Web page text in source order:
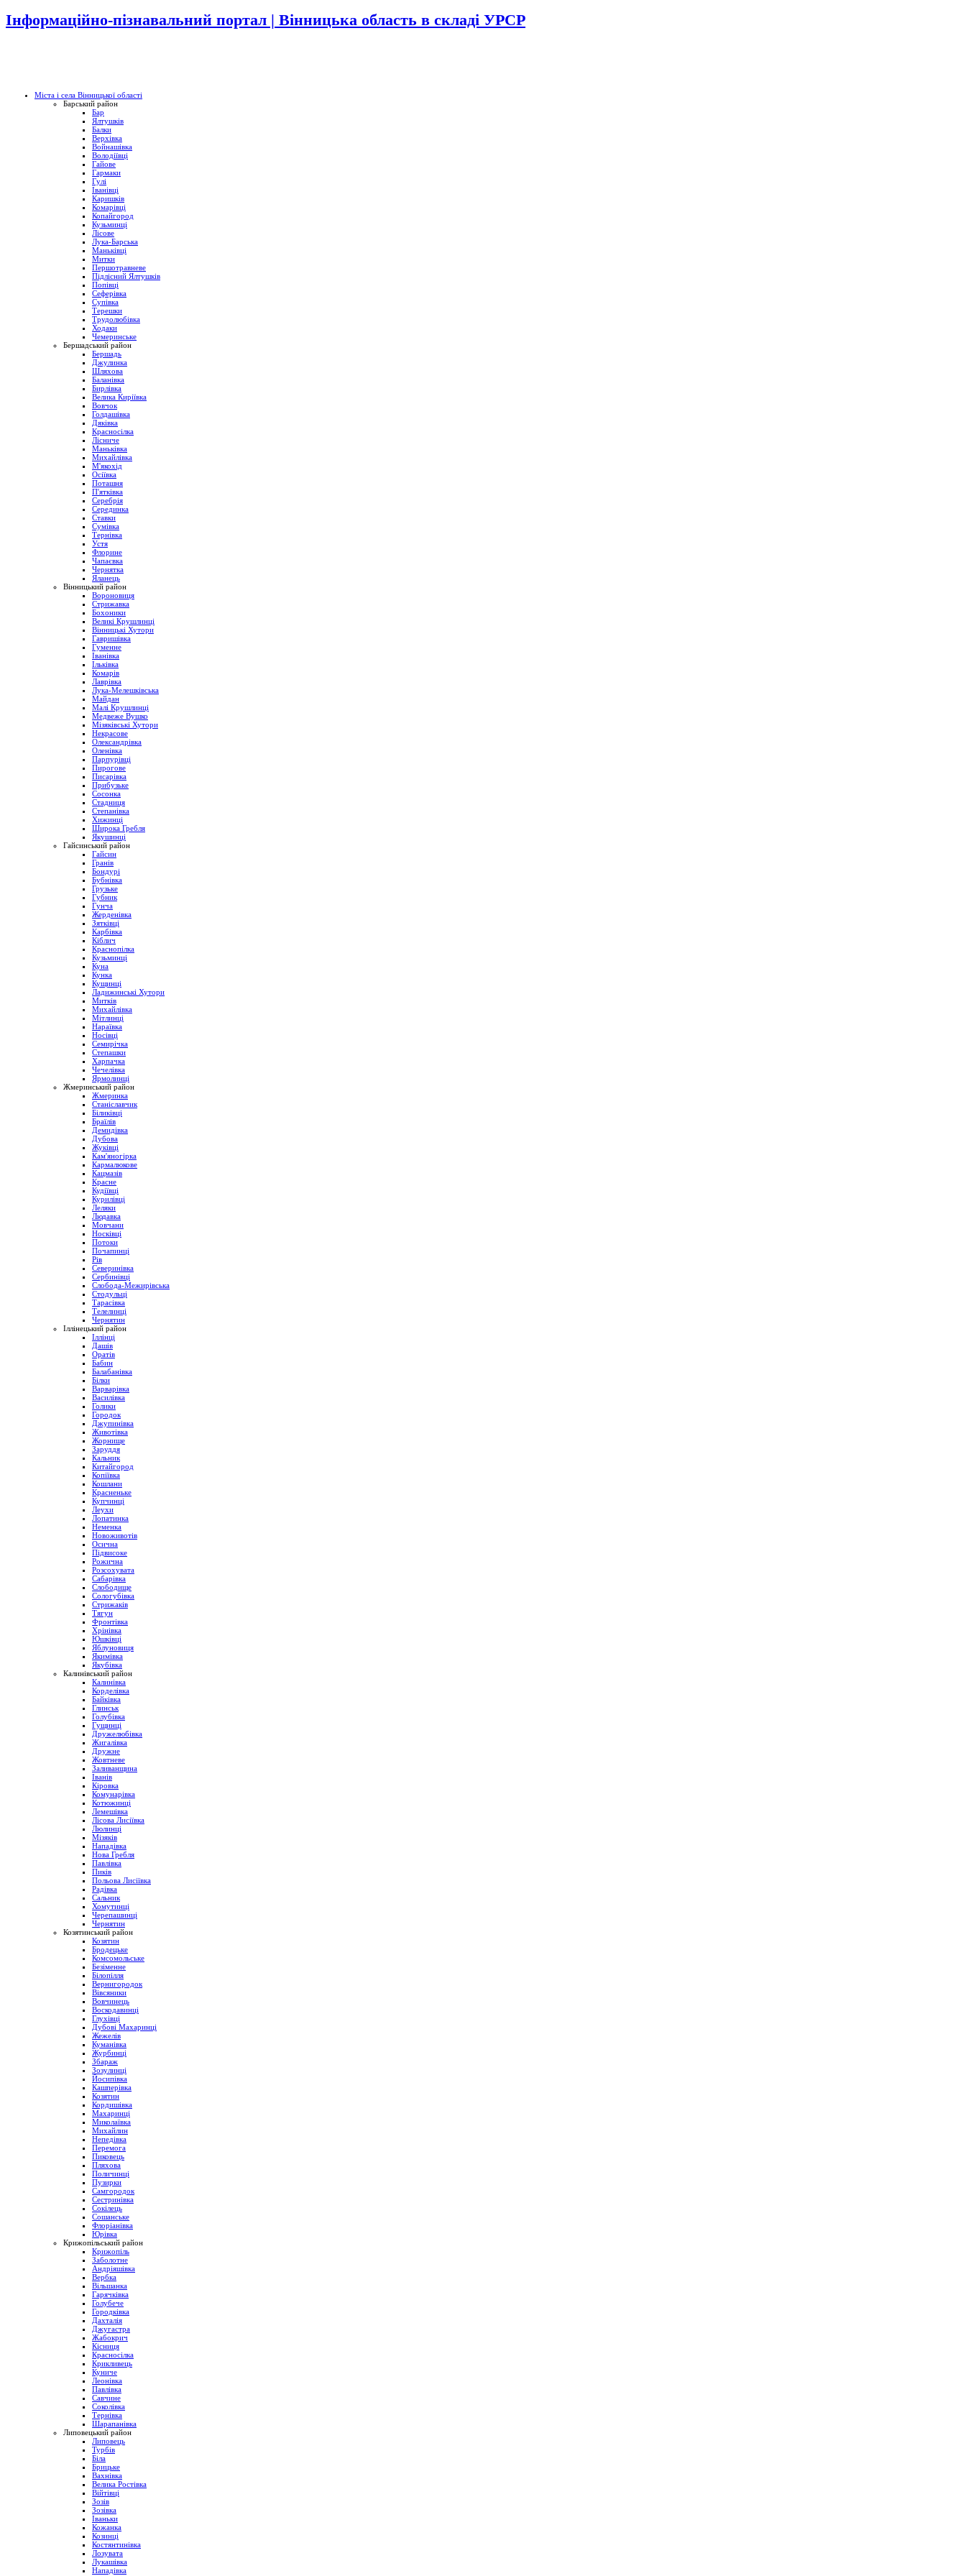
Інформаційно-пізнавальний портал | Вінницька область в складі УРСР
Міста і села Вінницької області
Барський район
Бар
Ялтушків
Балки
Верхівка
Войнашівка
Володіївці
Гайове
Гармаки
Гулі
Іванівці
Каришків
Комарівці
Копайгород
Кузьминці
Лісове
Лука-Барська
Маньківці
Митки
Першотравневе
Підлісний Ялтушків
Попівці
Сеферівка
Супівка
Терешки
Трудолюбівка
Ходаки
Чемеринське
Бершадський район
Бершадь
Джулинка
Шляхова
Баланівка
Бирлівка
Велика Киріївка
Вовчок
Голдашівка
Дяківка
Красносілка
Лісниче
Маньківка
Михайлівка
М'якохід
Осіївка
Поташня
П'ятківка
Серебрія
Серединка
Ставки
Сумівка
Тернівка
Устя
Флорине
Чапаєвка
Чернятка
Яланець
Вінницький район
Вороновиця
Стрижавка
Бохоники
Великі Крушлинці
Вінницькі Хутори
Гавришівка
Гуменне
Іванівка
Ільківка
Комарів
Лаврівка
Лука-Мелешківська
Майдан
Малі Крушлинці
Медвеже Вушко
Мізяківські Хутори
Некрасове
Олександрівка
Оленівка
Парпурівці
Пирогове
Писарівка
Прибузьке
Сосонка
Стадниця
Степанівка
Хижинці
Широка Гребля
Якушинці
Гайсинський район
Гайсин
Гранів
Бондурі
Бубнівка
Грузьке
Губник
Гунча
Жерденівка
Зятківці
Карбівка
Кіблич
Краснопілка
Кузьминці
Куна
Кунка
Кущинці
Ладижинські Хутори
Митків
Михайлівка
Мітлинці
Нараївка
Носівці
Семирічка
Степашки
Харпачка
Чечелівка
Ярмолинці
Жмеринський район
Жмеринка
Станіславчик
Біликівці
Браїлів
Демидівка
Дубова
Жуківці
Кам'яногірка
Кармалюкове
Кацмазів
Красне
Кудіївці
Курилівці
Леляки
Людавка
Мовчани
Носківці
Потоки
Почапинці
Рів
Северинівка
Сербинівці
Слобода-Межирівська
Стодульці
Тарасівка
Телелинці
Чернятин
Іллінецький район
Іллінці
Дашів
Оратів
Бабин
Балабанівка
Білки
Варварівка
Василівка
Голики
Городок
Джупинівка
Животівка
Жорнище
Заруддя
Кальник
Китайгород
Копіївка
Кошлани
Красненьке
Купчинці
Леухи
Лопатинка
Неменка
Новоживотів
Осична
Підвисоке
Рожична
Розсохувата
Сабарівка
Слободище
Сологубівка
Стрижаків
Тягун
Фронтівка
Хрінівка
Юшківці
Яблуновиця
Якимівка
Якубівка
Калинівський район
Калинівка
Корделівка
Байківка
Глинськ
Голубівка
Гущинці
Дружелюбівка
Жигалівка
Дружне
Жовтневе
Заливанщина
Іванів
Кіровка
Комунарівка
Котюжинці
Лемешівка
Лісова Лисіївка
Люлинці
Мізяків
Нападівка
Нова Гребля
Павлівка
Пиків
Польова Лисіївка
Радівка
Сальник
Хомутинці
Черепашинці
Чернятин
Козятинський район
Козятин
Бродецьке
Комсомольське
Безіменне
Білопілля
Вернигородок
Вівсяники
Вовчинець
Воскодавинці
Глухівці
Дубові Махаринці
Жежелів
Куманівка
Журбинці
Збараж
Зозулинці
Йосипівка
Кашперівка
Козятин
Кордишівка
Махаринці
Миколаївка
Михайлин
Непедівка
Перемога
Пиковець
Пляхова
Поличинці
Пузирки
Самгородок
Сестринівка
Сокілець
Сошанське
Флоріанівка
Юрівка
Крижопільський район
Крижопіль
Заболотне
Андріяшівка
Вербка
Вільшанка
Гарячківка
Голубече
Городківка
Дахталія
Джугастра
Жабокрич
Кісниця
Красносілка
Крикливець
Куниче
Леонівка
Павлівка
Савчине
Соколівка
Тернівка
Шарапанівка
Липовецький район
Липовець
Турбів
Біла
Брицьке
Вахнівка
Велика Ростівка
Війтівці
Зозів
Зозівка
Іваньки
Кожанка
Козинці
Костянтинівка
Лозувата
Лукашівка
Нападівка